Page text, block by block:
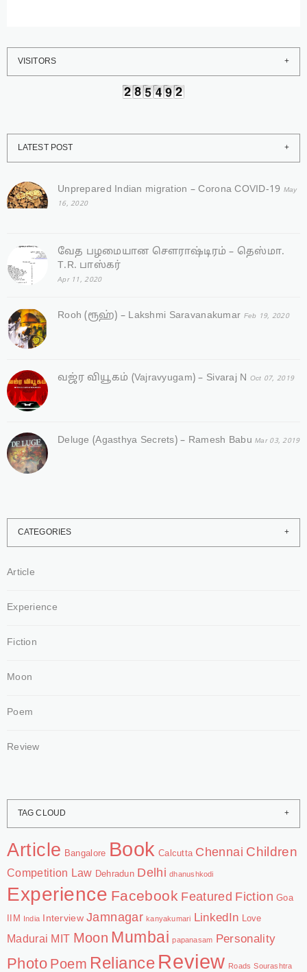
VISITORS
LATEST POST
Unprepared Indian migration – Corona COVID-19 May
16, 2020
வேத பழமையான சௌராஷ்டிரம் – தெஸ்மா.
T.R. பாஸ்கர்
Apr 11, 2020
Rooh (ரூஹ்) – Lakshmi Saravanakumar Feb 19, 2020
வஜ்ர‌ வியூகம் (Vajravyugam) – Sivaraj N Oct 07, 2019
Deluge (Agasthya Secrets) – Ramesh Babu Mar 03, 2019
CATEGORIES
Article
Experience
Fiction
Moon
Poem
Review
TAG CLOUD
Article Bangalore Book Calcutta Chennai Children
Competition Law Dehradun Delhi dhanushkodi
Experience Facebook Featured Fiction Goa
IIM
India Interview Jamnagar kanyakumari LinkedIn Love
Madurai MIT Moon Mumbai papanasam Personality
Photo Poem Reliance Review Roads Sourashtra